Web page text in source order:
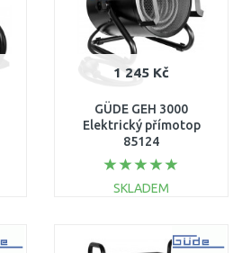
1 245 Kč
GÜDE GEH 3000
Elektrický přímotop
85124
SKLADEM